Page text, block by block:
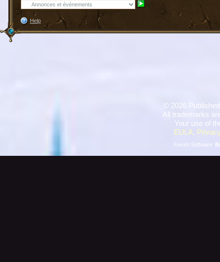
Help
© 2026
All trademarks
Your use of
EULA,
Forum Software: